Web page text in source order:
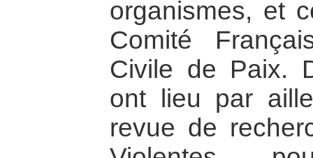
organismes, et
Comité
Civile de Paix.
ont lieu par
revue de